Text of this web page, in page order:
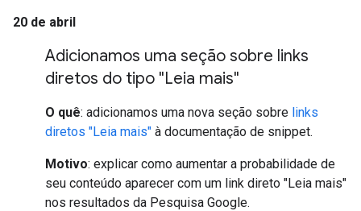
20 de abril
Adicionamos uma seção sobre links
diretos do tipo "Leia mais"
O quê: adicionamos uma nova seção sobre links
diretos "Leia mais" à documentação de snippet.
Motivo: explicar como aumentar a probabilidade de
seu conteúdo aparecer com um link direto "Leia mais"
nos resultados da Pesquisa Google.